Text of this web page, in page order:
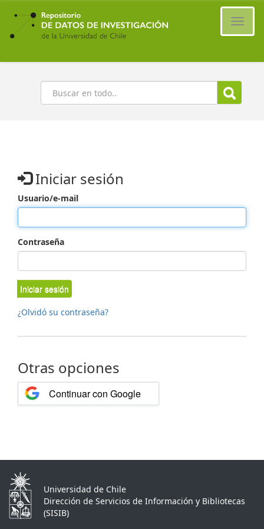
Ir
contenido
principal
Buscar
Iniciar sesión
Usuario/e-mail
Contraseña
Iniciar sesión
¿Olvidó su contraseña?
Otras opciones
Continuar con Google
Universidad de Chile
Dirección de Servicios de Información y Bibliotecas
(SISIB)